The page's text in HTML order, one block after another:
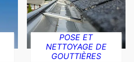
POSE ET
NETTOYAGE DE
GOUTTIÈRES